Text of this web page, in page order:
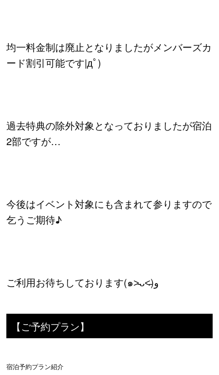
均一料金制は廃止となりましたがメンバーズカ
ード割引可能です|дﾟ)
過去特典の除外対象となっておりましたが宿泊
2部ですが…
今後はイベント対象にも含まれて参りますので
乞うご期待♪
ご利用お待ちしております(๑˃̵ᴗ˂̵)و
【ご予約プラン】
宿泊予約プラン紹介